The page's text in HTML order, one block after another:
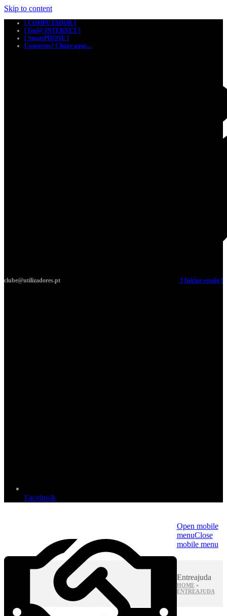
Skip to content
[ COMPUTADOR ]
[ Gui@ INTERNET ]
[ SmartPHONE ]
Contactos? Clique aqui…
clube@utilizadores.pt [ Iniciar sessão ]
Facebook
Open mobile
menuClose
mobile menu
Entreajuda
HOME»
ENTREAJUDA